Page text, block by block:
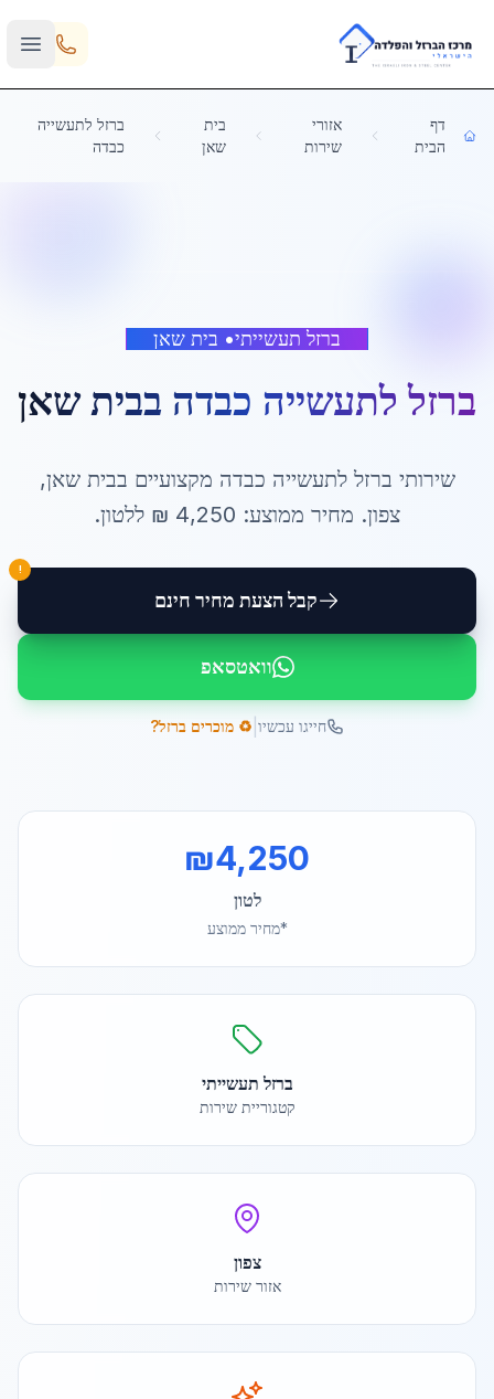
Skip to main content
דף
הבית
אזורי
שירות
בית
שאן
ברזל לתעשייה
כבדה
ברזל תעשייתי• בית שאן
ברזל לתעשייה כבדה בבית שאן
שירותי ברזל לתעשייה כבדה מקצועיים בבית שאן,
צפון. מחיר ממוצע: 4,250 ₪ ללטון.
קבל הצעת מחיר חינם
!
וואטסאפ
חייגו עכשיו ♻️ מוכרים ברזל?
₪4,250
לטון
*מחיר ממוצע
ברזל תעשייתי
קטגוריית שירות
צפון
אזור שירות